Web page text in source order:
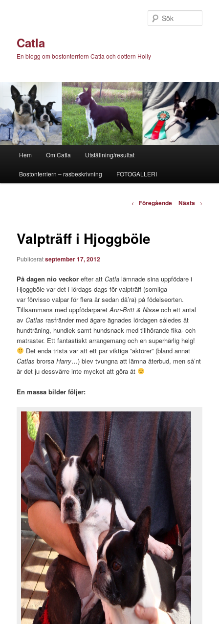
Catla
En blogg om bostonterriern Catla och dottern Holly
Hem Om Catla Utställning/resultat
Bostonterriern – rasbeskrivning FOTOGALLERI
Inläggsnavigering
← Föregående Nästa →
Valpträff i Hjoggböle
Publiceratseptember 17, 2012
På dagen nio veckor efter attCatla lämnade sina uppfödare i
Hjoggböle var det i lördags dags för valpträff (somliga
var förvisso valpar för flera år sedan då’ra) på födelseorten.
Tillsammans med uppfödarparetAnn-Britt & Nisseoch ett antal
avCatlas rasfränder med ägare ägnades lördagen således åt
hundträning, hundlek samt hundsnack med tillhörande fika- och
matraster. Ett fantastiskt arrangemang och en superhärlig helg!
Det enda trista var att ett par viktiga ”aktörer” (bland annat
Catlas brorsaHarry…) blev tvungna att lämna återbud, men så’nt
är det ju dessvärre inte mycket att göra åt
En massa bilder följer: